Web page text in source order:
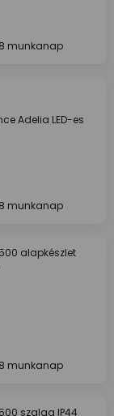
munkanap
Adelia LED-es
munkanap
alapkészlet
munkanap
szalag IP44